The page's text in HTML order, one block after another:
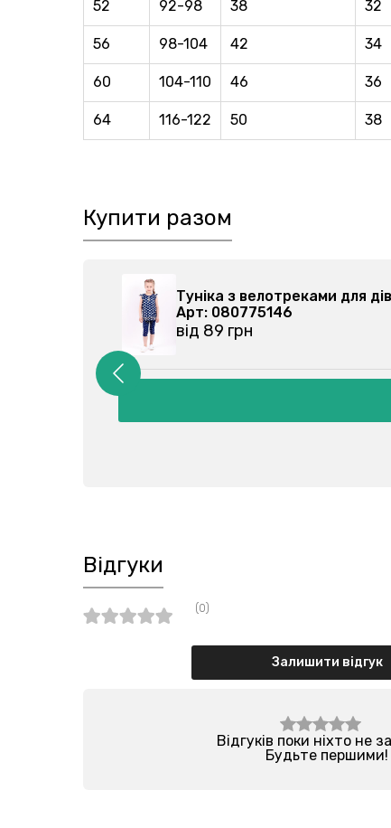
52 92-98 38 32
56 98-104 42 34
60 104-110 46 36
64 116-122 50 38
Купити разом
Туніка з велотреками для
Арт: 080775146
від 89 грн
Відгуки
(0)
Залишити відгук
Відгуків поки ніхто не
Будьте першими!